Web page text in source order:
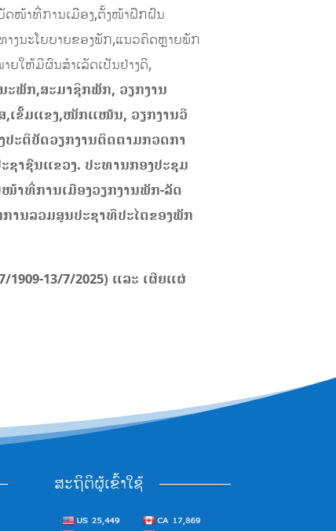
ໜ້າທີ່ການເມືອງ,ຕັ້ງໜ້າຝຶກຝົນ
ງນະໂຍບາຍຂອງພັກ,ແນວຄິດຫຼາຍພັກ
ໃຫ້ມີຜົນສຳເລັດເປັນຢ່າງດີ,
ະພັກ,ສະ​ມາ​ຊິກ​ພັກ, ວຽກງານ
,ເຂັ້ມແຂງ,ໜັກແໜ້ນ, ວຽກງານວີ
ະຕິບັດວຽກງານຕິດຕາມກວດກາ
ຊາຊົນແຂວງ. ປະທານກອງປະຊຸມ
າທີ່ການເມືອງວຽກງານພັກ-ລັດ
ານລວມສູນປະຊາທິປະໄຕຂອງພັກ
13/7/2025) ແລະ ເຜີຍແຜ່
ສະຖິຕິຜູ້ເຂົ້າໃຊ້